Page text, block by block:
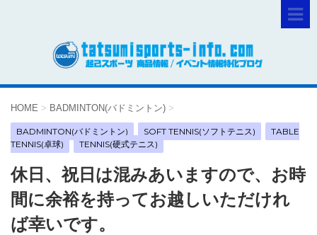
HOME > BADMINTON(バドミントン) >
BADMINTON(バドミントン) SOFT TENNIS(ソフトテニス)
TABLE
TENNIS(卓球)
TENNIS(硬式テニス)
休日、祝日は混みあいますので、お時
間に余裕を持ってお越しいただけれ
ば幸いです。